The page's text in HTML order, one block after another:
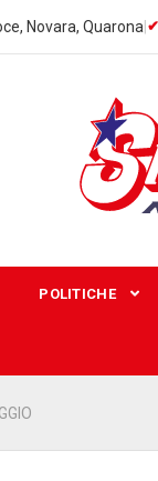
Novara, Quarona|
POLITICHE